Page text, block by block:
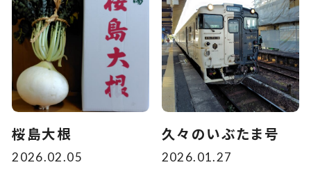
桜島大根
2026.02.05
久々のいぶたま号
2026.01.27